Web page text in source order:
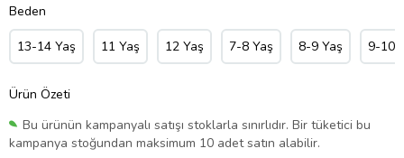
Beden
13-14 Yaş 11 Yaş 12 Yaş 7-8 Yaş 8-9 Yaş 9-10
Ürün Özeti
Bu ürünün kampanyalı satışı stoklarla sınırlıdır. Bir tüketici bu
kampanya stoğundan maksimum 10 adet satın alabilir.